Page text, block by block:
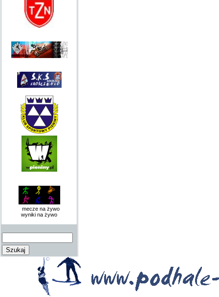
mecze na żywo
wyniki na żywo